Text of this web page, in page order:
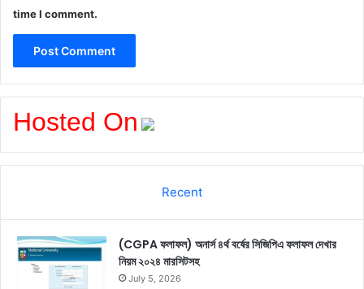
time I comment.
Hosted On
Recent
(CGPA ফলাফল) অনার্স ৪র্থ বর্ষের সিজিপিএ ফলাফল দেখার
নিয়ম ২০২৪ মারসিটসহ
July 5, 2026